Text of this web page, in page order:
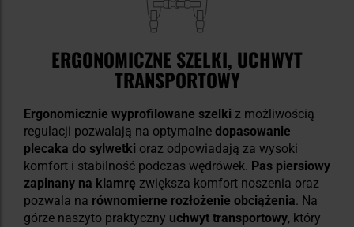
ERGONOMICZNE SZELKI, UCHWYT
TRANSPORTOWY
Ergonomicznie wyprofilowane szelki z możliwością
regulacji pozwalają na optymalne dopasowanie
plecaka do sylwetki oraz odpowiadają za wysoki
komfort i stabilność podczas wędrówek. Pas piersiowy
zapinany na klamrę zwiększa komfort noszenia oraz
pozwala na równomierne rozłożenie obciążenia. Na
górze naszyto praktyczny uchwyt transportowy, który